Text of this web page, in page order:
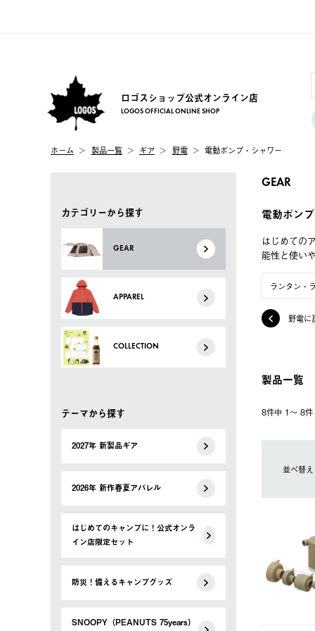
ロゴスショップ公式オンライン店
LOGOS OFFICIAL ONLINE SHOP
ホーム 製品一覧 ギア 野電 電動ポンプ・シャワー
カテゴリーから探す
GEAR
APPAREL
COLLECTION
テーマから探す
2027年 新製品ギア
2026年 新作春夏アパレル
はじめてのキャンプに！公式オンラ
イン店限定セット
防災！備えるキャンプグッズ
SNOOPY（PEANUTS 75years）
GEAR
電動ポン
はじめての
能性と使い
ランタン・
野電に
製品一覧
8件中 1〜 8件
並べ替え